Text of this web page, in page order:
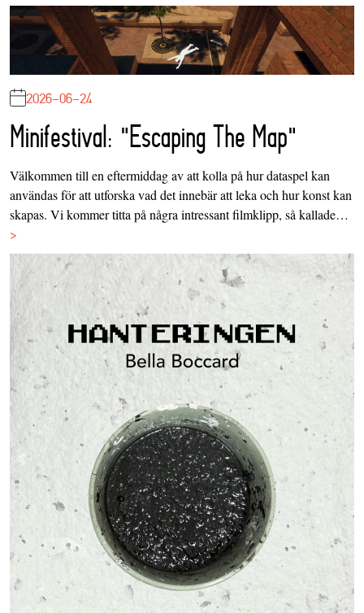
2026-06-24
Minifestival: "Escaping The Map"
Välkommen till en eftermiddag av att kolla på hur dataspel kan
användas för att utforska vad det innebär att leka och hur konst kan
skapas. Vi kommer titta på några intressant filmklipp, så kallade…
>